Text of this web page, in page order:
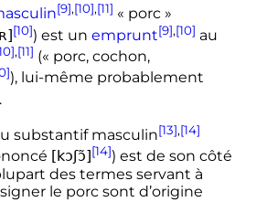
[9],[10],[11] « porc »
[10]) est un emprunt[9],[10] au
,[11] (« porc, cochon,
), lui-même probablement
.
substantif masculin[13],[14]
[kɔʃɔ̃][14]) est de son côté
des termes servant à
le porc sont d’origine